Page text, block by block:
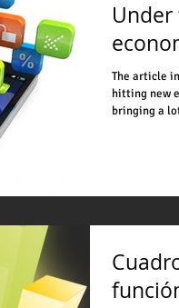
The article
hitting new
bringing a